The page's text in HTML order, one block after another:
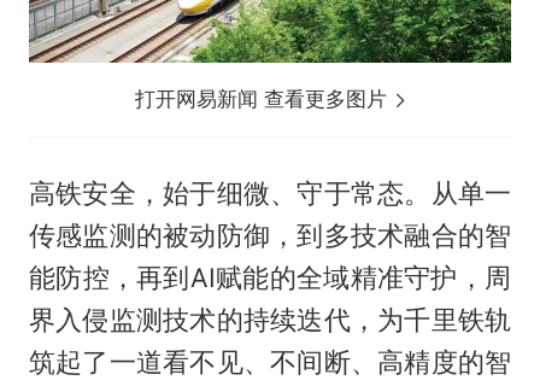
打开网易新闻 查看更多图片
高铁安全，始于细微、守于常态。从单一
传感监测的被动防御，到多技术融合的智
能防控，再到AI赋能的全域精准守护，周
界入侵监测技术的持续迭代，为千里铁轨
筑起了一道看不见、不间断、高精度的智